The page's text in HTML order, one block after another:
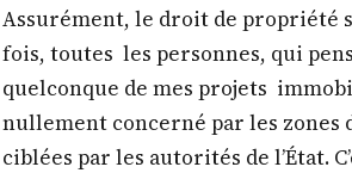
Assurément, le droit de propriété
fois, toutes les personnes, qui
quelconque de mes projets
nullement concerné par les
ciblées par les autorités de l’État.